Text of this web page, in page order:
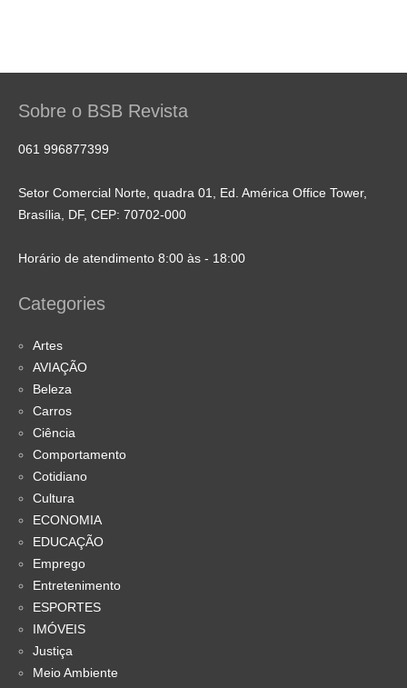
Sobre o BSB Revista
061 996877399
Setor Comercial Norte, quadra 01, Ed. América Office Tower,
Brasília, DF, CEP: 70702-000
Horário de atendimento 8:00 às - 18:00
Categories
Artes
AVIAÇÃO
Beleza
Carros
Ciência
Comportamento
Cotidiano
Cultura
ECONOMIA
EDUCAÇÃO
Emprego
Entretenimento
ESPORTES
IMÓVEIS
Justiça
Meio Ambiente